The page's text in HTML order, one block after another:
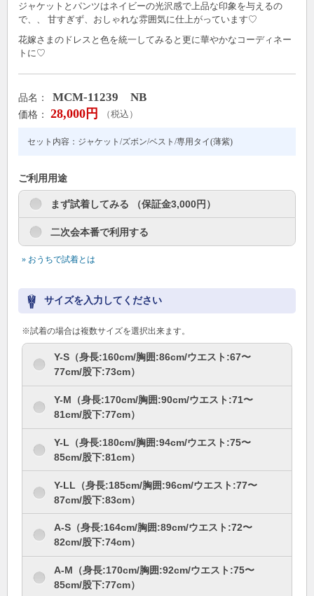
ジャケットとパンツはネイビーの光沢感で上品な印象を与えるの
で、、 甘すぎず、おしゃれな雰囲気に仕上がっています♡
花嫁さまのドレスと色を統一してみると更に華やかなコーディネー
トに♡
品名： MCM-11239 NB
価格： 28,000円 （税込）
セット内容：ジャケット/ズボン/ベスト/専用タイ(薄紫)
ご利用用途
まず試着してみる （保証金3,000円）
二次会本番で利用する
» おうちで試着とは
サイズを入力してください
※試着の場合は複数サイズを選択出来ます。
Y-S（身長:160cm/胸囲:86cm/ウエスト:67〜
77cm/股下:73cm）
Y-M（身長:170cm/胸囲:90cm/ウエスト:71〜
81cm/股下:77cm）
Y-L（身長:180cm/胸囲:94cm/ウエスト:75〜
85cm/股下:81cm）
Y-LL（身長:185cm/胸囲:96cm/ウエスト:77〜
87cm/股下:83cm）
A-S（身長:164cm/胸囲:89cm/ウエスト:72〜
82cm/股下:74cm）
A-M（身長:170cm/胸囲:92cm/ウエスト:75〜
85cm/股下:77cm）